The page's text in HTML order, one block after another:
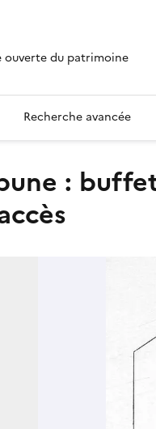
ouverte du patrimoine
Recherche avancée